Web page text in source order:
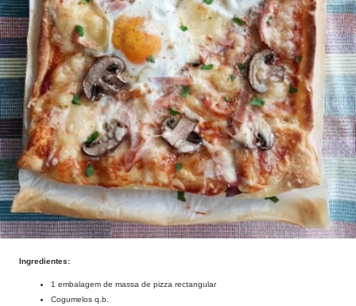
Ingredientes:
1 embalagem de massa de pizza rectangular
Cogumelos q.b.